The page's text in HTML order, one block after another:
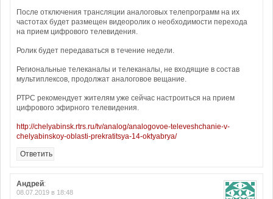
После отключения трансляции аналоговых телепрограмм на их
частотах будет размещен видеоролик о необходимости перехода
на прием цифрового телевидения.
Ролик будет передаваться в течение недели.
Региональные телеканалы и телеканалы, не входящие в состав
мультиплексов, продолжат аналоговое вещание.
РТРС рекомендует жителям уже сейчас настроиться на прием
цифрового эфирного телевидения.
http://chelyabinsk.rtrs.ru/tv/analog/analogovoe-televeshchanie-v-
chelyabinskoy-oblasti-prekratitsya-14-oktyabrya/
Ответить
Андрей:
08.07.2019 в 18:48